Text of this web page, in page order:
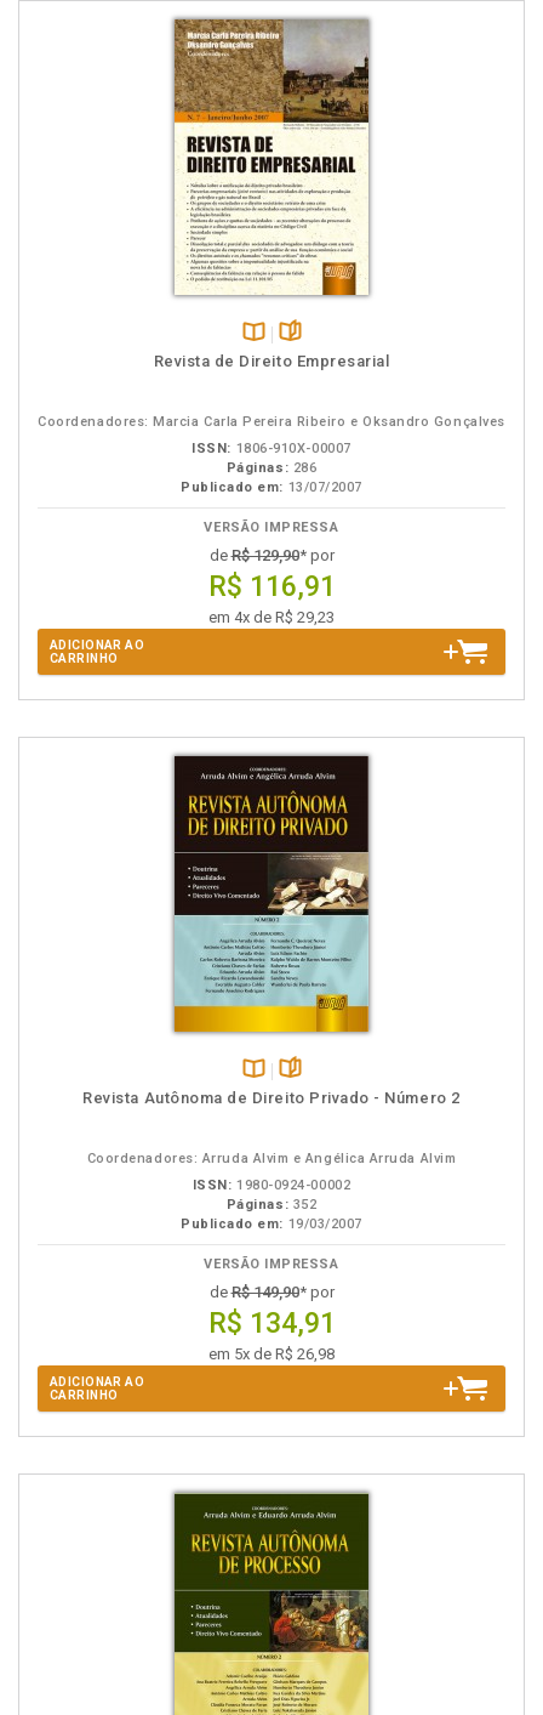
Disponível
páginas
Revista de Direito Empresarial
Coordenadores: Marcia Carla Pereira Ribeiro e Oksandro Gonçalves
ISSN: 1806-910X-00007
Páginas: 286
Publicado em: 13/07/2007
VERSÃO IMPRESSA
deR$ 129,90* por
R$ 116,91
em 4x de R$ 29,23
ADICIONAR AO
CARRINHO
Disponível
páginas
Revista Autônoma de Direito Privado - Número 2
Coordenadores: Arruda Alvim e Angélica Arruda Alvim
ISSN: 1980-0924-00002
Páginas: 352
Publicado em: 19/03/2007
VERSÃO IMPRESSA
deR$ 149,90* por
R$ 134,91
em 5x de R$ 26,98
ADICIONAR AO
CARRINHO